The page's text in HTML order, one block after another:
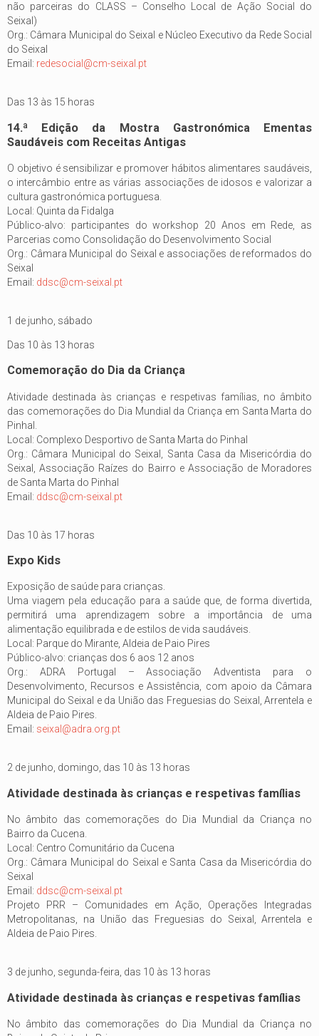
não parceiras do CLASS – Conselho Local de Ação Social do
Seixal)
Org.: Câmara Municipal do Seixal e Núcleo Executivo da Rede Social
do Seixal
Email: redesocial@cm-seixal.pt
Das 13 às 15 horas
14.ª Edição da Mostra Gastronómica Ementas
Saudáveis com Receitas Antigas
O objetivo é sensibilizar e promover hábitos alimentares saudáveis,
o intercâmbio entre as várias associações de idosos e valorizar a
cultura gastronómica portuguesa.
Local: Quinta da Fidalga
Público-alvo: participantes do workshop 20 Anos em Rede, as
Parcerias como Consolidação do Desenvolvimento Social
Org.: Câmara Municipal do Seixal e associações de reformados do
Seixal
Email: ddsc@cm-seixal.pt
1 de junho, sábado
Das 10 às 13 horas
Comemoração do Dia da Criança
Atividade destinada às crianças e respetivas famílias, no âmbito
das comemorações do Dia Mundial da Criança em Santa Marta do
Pinhal.
Local: Complexo Desportivo de Santa Marta do Pinhal
Org.: Câmara Municipal do Seixal, Santa Casa da Misericórdia do
Seixal, Associação Raízes do Bairro e Associação de Moradores
de Santa Marta do Pinhal
Email: ddsc@cm-seixal.pt
Das 10 às 17 horas
Expo Kids
Exposição de saúde para crianças.
Uma viagem pela educação para a saúde que, de forma divertida,
permitirá uma aprendizagem sobre a importância de uma
alimentação equilibrada e de estilos de vida saudáveis.
Local: Parque do Mirante, Aldeia de Paio Pires
Público-alvo: crianças dos 6 aos 12 anos
Org.: ADRA Portugal – Associação Adventista para o
Desenvolvimento, Recursos e Assistência, com apoio da Câmara
Municipal do Seixal e da União das Freguesias do Seixal, Arrentela e
Aldeia de Paio Pires.
Email: seixal@adra.org.pt
2 de junho, domingo, das 10 às 13 horas
Atividade destinada às crianças e respetivas famílias
No âmbito das comemorações do Dia Mundial da Criança no
Bairro da Cucena.
Local: Centro Comunitário da Cucena
Org.: Câmara Municipal do Seixal e Santa Casa da Misericórdia do
Seixal
Email: ddsc@cm-seixal.pt
Projeto PRR – Comunidades em Ação, Operações Integradas
Metropolitanas, na União das Freguesias do Seixal, Arrentela e
Aldeia de Paio Pires.
3 de junho, segunda-feira, das 10 às 13 horas
Atividade destinada às crianças e respetivas famílias
No âmbito das comemorações do Dia Mundial da Criança no